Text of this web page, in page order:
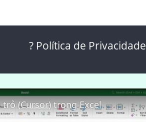
? Política de Privacidade
trỏ (Cursor) trong Excel